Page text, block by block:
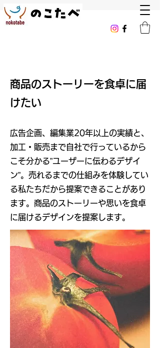
商品のストーリーを食卓に届
けたい
広告企画、編集業20年以上の実績と、
加工・販売まで自社で行っているから
こそ分かる”ユーザーに伝わるデザイ
ン”。売れるまでの仕組みを体験してい
る私たちだから提案できることがあり
ます。商品のストーリーや思いを食卓
に届けるデザインを提案します。